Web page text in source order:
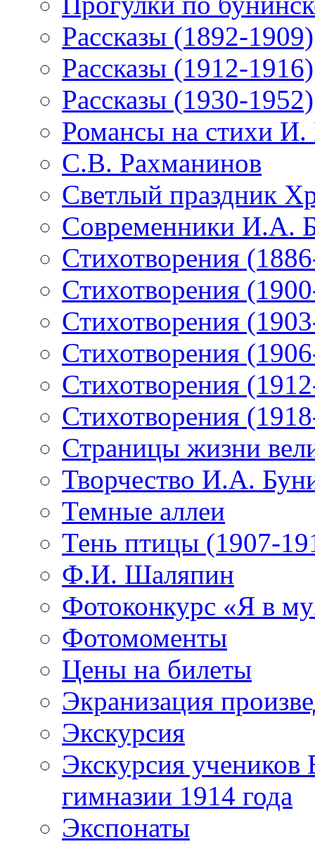
Рассказы (1892-1909)
Рассказы (1912-1916)
Рассказы (1930-1952)
Романсы на стихи И.
С.В. Рахманинов
Светлый праздник
Современники И.А.
Стихотворения
Стихотворения
Стихотворения
Стихотворения
Стихотворения
Стихотворения
Страницы жизни
Творчество И.А.
Темные аллеи
Тень птицы (1907-
Ф.И. Шаляпин
Фотоконкурс «Я в
Фотомоменты
Цены на билеты
Экранизация
Экскурсия
Экскурсия
гимназии 1914 года
Экспонаты